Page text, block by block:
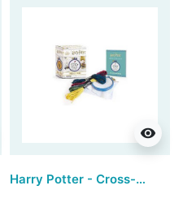
visibility
Harry Potter - Cross-stitch Mini Kit